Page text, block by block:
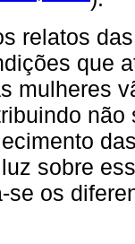
relatos
que
mulheres
sobre
se os